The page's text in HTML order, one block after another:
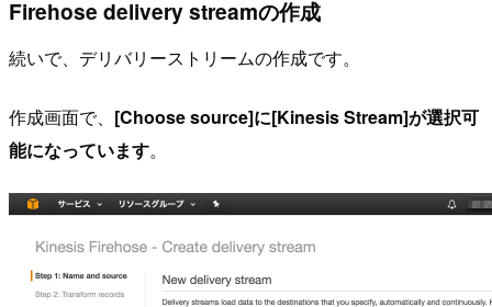
Firehose delivery streamの作成
続いで、デリバリーストリームの作成です。
作成画面で、 [Choose source]に[Kinesis Stream]が選択可
能になっています。